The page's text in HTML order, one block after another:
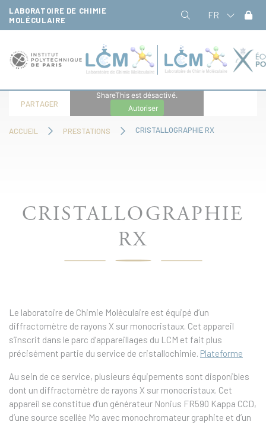
LABORATOIRE DE CHIMIE
MOLÉCULAIRE
FR
ACCUEIL PRESTATIONS CRISTALLOGRAPHIE RX
PARTAGER
ShareThis est désactivé.
Autoriser
CRISTALLOGRAPHIE
RX
Le laboratoire de Chimie Moléculaire est équipé d’un
diffractomètre de rayons X sur monocristaux. Cet appareil
s’inscrit dans le parc d’appareillages du LCM et fait plus
précisément partie du service de cristallochimie. Plateforme
Au sein de ce service, plusieurs équipements sont disponibles
dont un diffractomètre de rayons X sur monocristaux. Cet
appareil se constitue d’un générateur Nonius FR590 Kappa CCD,
d’une source scellée Mo avec monochromateur graphite et d’un
Panneau de gestion des cookies